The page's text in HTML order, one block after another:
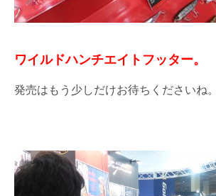
ワイルドハンチエイトフッター。
発売はもう少しだけお待ちくださいね。